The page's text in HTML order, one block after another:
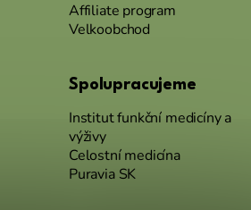
Affiliate program
Velkoobchod
Spolupracujeme
Institut funkční medicíny a
výživy
Celostní medicína
Puravia SK